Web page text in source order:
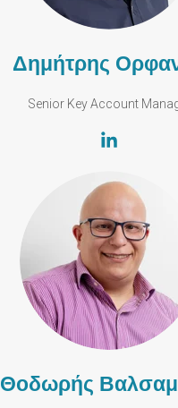
Δημήτρης
Senior Key Account
Θοδωρής